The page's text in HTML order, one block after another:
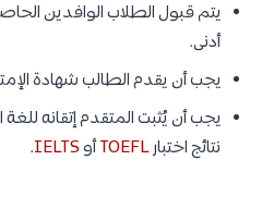
يتم قبول الطلاب الوافدين
أدنى.
يجب أن يقدم الطالب شهادة
يجب أن يُثبت المتقدم إتقانه
نتائج اختبارTOEFLأوIELTS
.